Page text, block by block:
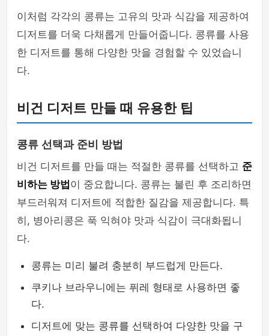
이처럼 각각의 콩류는 고유의 맛과 식감을 제공하여
디저트를 더욱 다채롭게 만들어줍니다. 콩류를 사용
한 디저트를 통해 다양한 맛을 경험할 수 있었습니
다.
비건 디저트 만들 때 유용한 팁
콩류 선택과 준비 방법
비건 디저트를 만들 때는 적절한 콩류를 선택하고 준
비하는 방법 이 중요합니다. 콩류는 불린 후 조리하면
부드러워져 디저트에 적합한 질감을 제공합니다. 특
히, 병아리콩은 푹 익혀야 맛과 식감이 극대화됩니
다.
콩류는 미리 불려 충분히 부드럽게 만든다.
쿠키나 브라우니에는 퓌레 형태로 사용하면 좋
다.
디저트에 맞는 콩류를 선택하여 다양한 맛을 구